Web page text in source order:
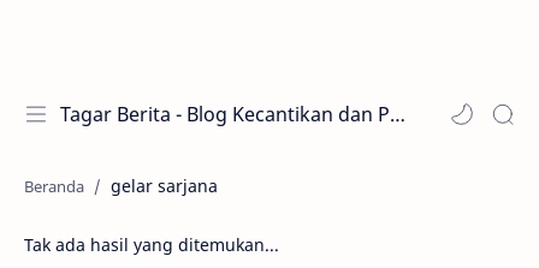
Tagar Berita - Blog Kecantikan dan Perawatan
gelar sarjana
Tak ada hasil yang ditemukan...